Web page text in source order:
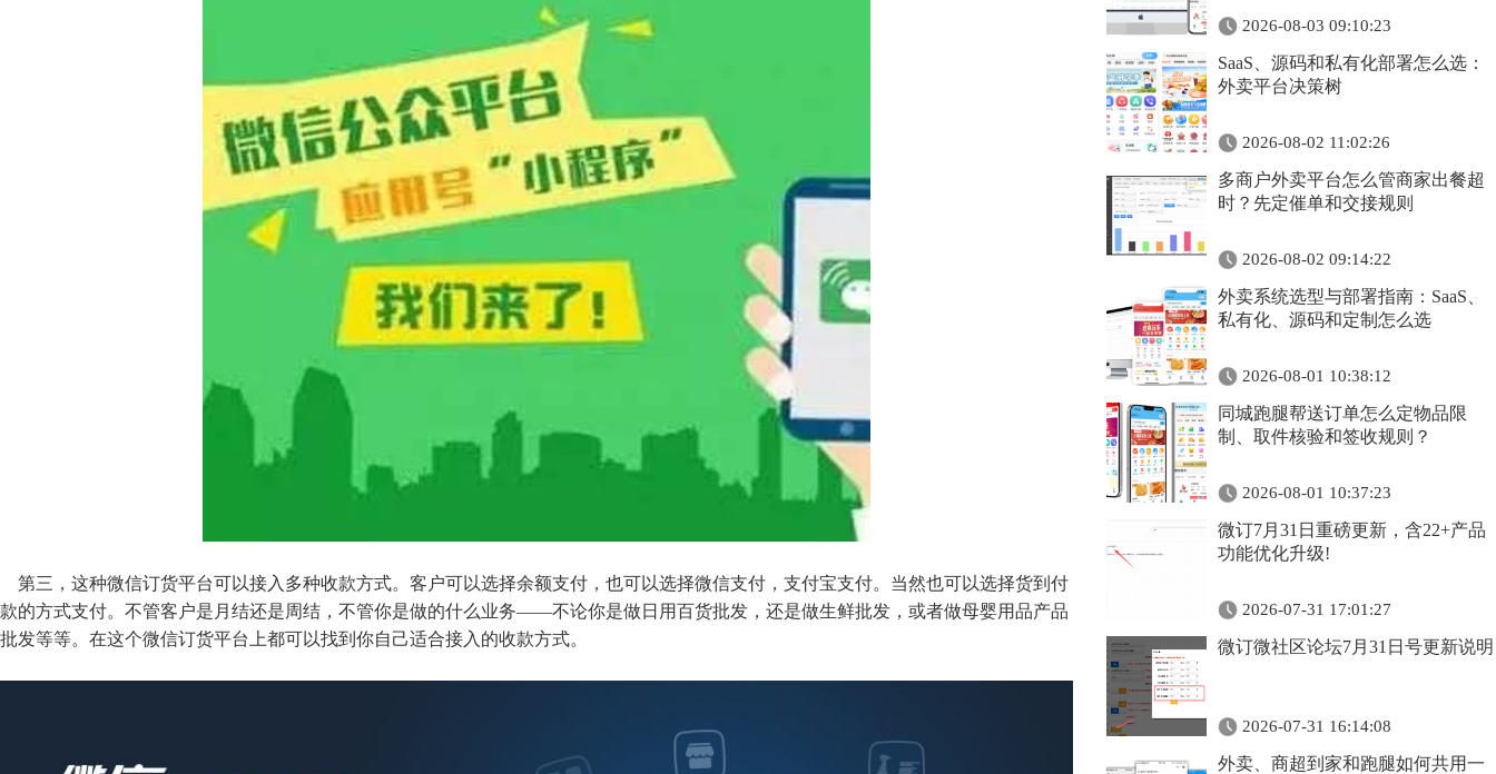
第三，这种微信订货平台可以接入多种收款方式。客户可以选择余额支付，也可以选择微信支付，支付宝支付。当然也可以选择货到付
款的方式支付。不管客户是月结还是周结，不管你是做的什么业务——不论你是做日用百货批发，还是做生鲜批发，或者做母婴用品产品
批发等等。在这个微信订货平台上都可以找到你自己适合接入的收款方式。
2026-08-03 09:10:23
SaaS、源码和私有化部署怎么选：
外卖平台决策树
2026-08-02 11:02:26
多商户外卖平台怎么管商家出餐超
时？先定催单和交接规则
2026-08-02 09:14:22
外卖系统选型与部署指南：SaaS、
私有化、源码和定制怎么选
2026-08-01 10:38:12
同城跑腿帮送订单怎么定物品限
制、取件核验和签收规则？
2026-08-01 10:37:23
微订7月31日重磅更新，含22+产品
功能优化升级!
2026-07-31 17:01:27
微订微社区论坛7月31日号更新说明
2026-07-31 16:14:08
外卖、商超到家和跑腿如何共用一